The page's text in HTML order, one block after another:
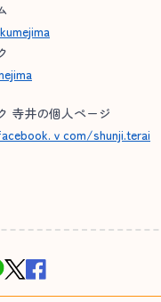
寺井の個人ページ
ｖcom/shunji.terai